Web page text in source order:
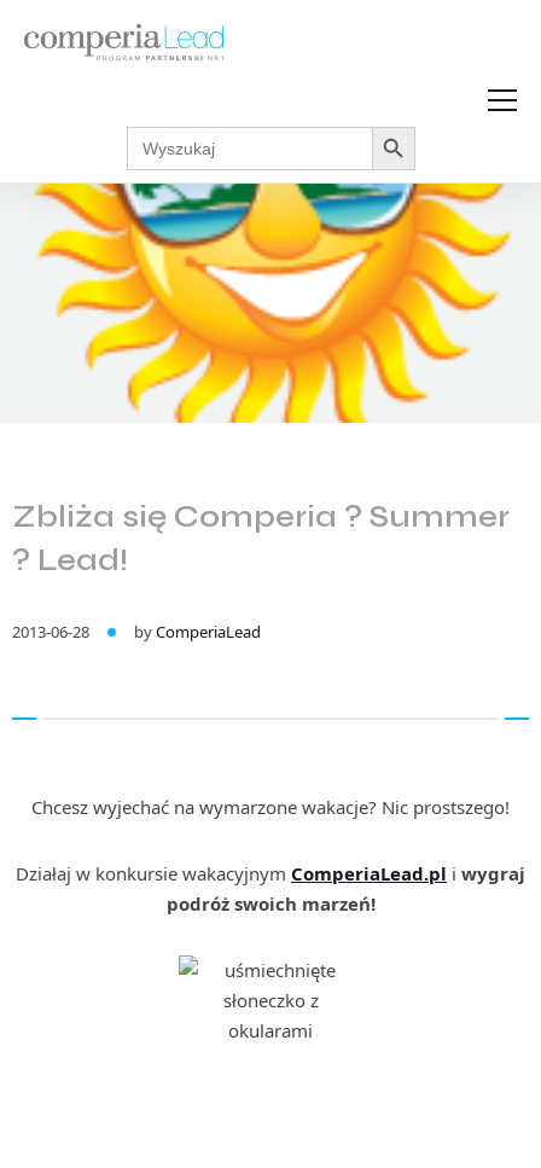
Strefa Wiedzy
Podcasty
Zarabiaj w internecie
Akcje promocyjne
Regulaminy
Search
for:
Search Button
Zbliża się Comperia ? Summer
? Lead!
2013-06-28 byComperiaLead
Chcesz wyjechać na wymarzone wakacje? Nic prostszego!
Działaj w konkursie wakacyjnym ComperiaLead.pl i wygraj
podróż swoich marzeń!